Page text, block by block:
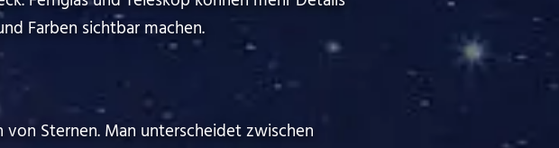
Farben sichtbar machen.
Sternen. Man unterscheidet zwischen